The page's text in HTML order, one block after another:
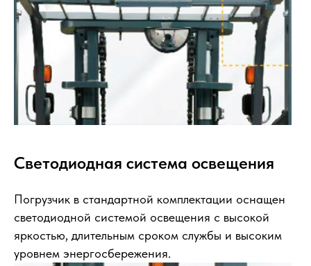
Светодиодная система освещения
Погрузчик в стандартной комплектации оснащен
светодиодной системой освещения с высокой
яркостью, длительным сроком службы и высоким
уровнем энергосбережения.